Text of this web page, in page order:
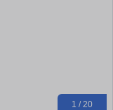
1 / 20